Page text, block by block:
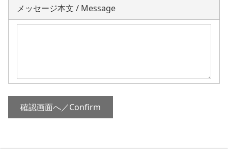
メッセージ本文 / Message